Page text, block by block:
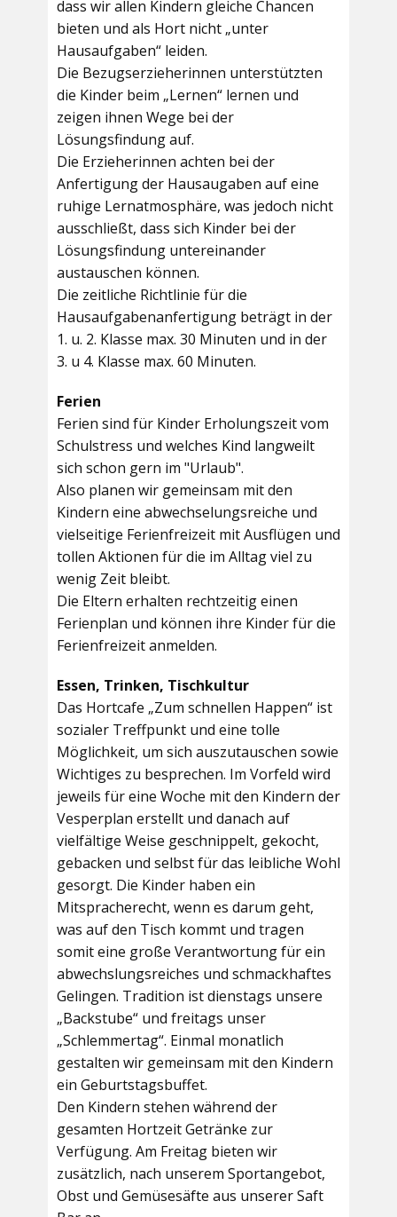
dass wir allen Kindern gleiche Chancen
bieten und als Hort nicht „unter
Hausaufgaben“ leiden.
Die Bezugserzieherinnen unterstützten
die Kinder beim „Lernen“ lernen und
zeigen ihnen Wege bei der
Lösungsfindung auf.
Die Erzieherinnen achten bei der
Anfertigung der Hausaugaben auf eine
ruhige Lernatmosphäre, was jedoch nicht
ausschließt, dass sich Kinder bei der
Lösungsfindung untereinander
austauschen können.
Die zeitliche Richtlinie für die
Hausaufgabenanfertigung beträgt in der
1. u. 2. Klasse max. 30 Minuten und in der
3. u 4. Klasse max. 60 Minuten.
Ferien
Ferien sind für Kinder Erholungszeit vom
Schulstress und welches Kind langweilt
sich schon gern im "Urlaub".
Also planen wir gemeinsam mit den
Kindern eine abwechselungsreiche und
vielseitige Ferienfreizeit mit Ausflügen und
tollen Aktionen für die im Alltag viel zu
wenig Zeit bleibt.
Die Eltern erhalten rechtzeitig einen
Ferienplan und können ihre Kinder für die
Ferienfreizeit anmelden.
Essen, Trinken, Tischkultur
Das Hortcafe „Zum schnellen Happen“ ist
sozialer Treffpunkt und eine tolle
Möglichkeit, um sich auszutauschen sowie
Wichtiges zu besprechen. Im Vorfeld wird
jeweils für eine Woche mit den Kindern der
Vesperplan erstellt und danach auf
vielfältige Weise geschnippelt, gekocht,
gebacken und selbst für das leibliche Wohl
gesorgt. Die Kinder haben ein
Mitspracherecht, wenn es darum geht,
was auf den Tisch kommt und tragen
somit eine große Verantwortung für ein
abwechslungsreiches und schmackhaftes
Gelingen. Tradition ist dienstags unsere
„Backstube“ und freitags unser
„Schlemmertag“. Einmal monatlich
gestalten wir gemeinsam mit den Kindern
ein Geburtstagsbuffet.
Den Kindern stehen während der
gesamten Hortzeit Getränke zur
Verfügung. Am Freitag bieten wir
zusätzlich, nach unserem Sportangebot,
Obst und Gemüsesäfte aus unserer Saft